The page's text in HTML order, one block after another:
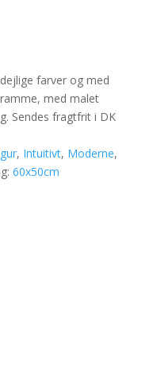
farver og med
med malet
Sendes fragtfrit i DK
, Intuitivt, Moderne,
60x50cm